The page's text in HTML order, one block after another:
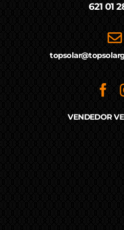
621 01
VENDEDOR